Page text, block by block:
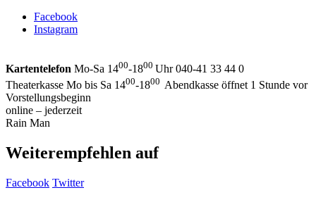
Facebook
Instagram
Kartentelefon Mo-Sa 1400-1800 Uhr 040-41 33 44 0
Theaterkasse Mo bis Sa 1400-1800 Abendkasse öffnet 1 Stunde vor
Vorstellungsbeginn
online – jederzeit
Rain Man
Weiterempfehlen auf
Facebook Twitter